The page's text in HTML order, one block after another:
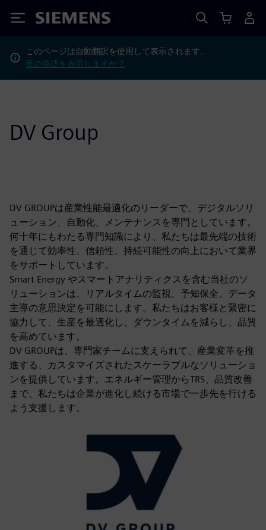
Siemens
このページは自動翻訳を使用して表示されます。
元の英語を表示しますか？
DV Group
DV GROUPは産業性能最適化のリーダーで、デジタルソリ
ューション、自動化、メンテナンスを専門としています。
何十年にもわたる専門知識により、私たちは最先端の技術
を通じて効率性、信頼性、持続可能性の向上において業界
をサポートしています。
Smart Energy やスマートアナリティクスを含む当社のソ
リューションは、リアルタイムの監視、予知保全、データ
主導の意思決定を可能にします。私たちはお客様と緊密に
協力して、生産を最適化し、ダウンタイムを減らし、品質
を高めています。
DV GROUPは、専門家チームに支えられて、産業変革を推
進する、カスタマイズされたスケーラブルなソリューショ
ンを提供しています。エネルギー管理からTRS、品質改善
まで、私たちは企業が進化し続ける市場で一歩先を行ける
よう支援します。